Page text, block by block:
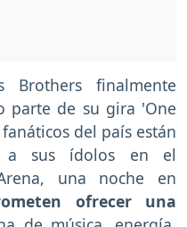
Brothers finalmente
parte de su gira 'One
del país están
a sus ídolos en el
una noche en
ofrecer una